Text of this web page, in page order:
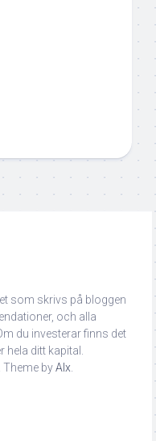
som skrivs på bloggen
och alla
du investerar finns det
ditt kapital.
. Theme byAlx